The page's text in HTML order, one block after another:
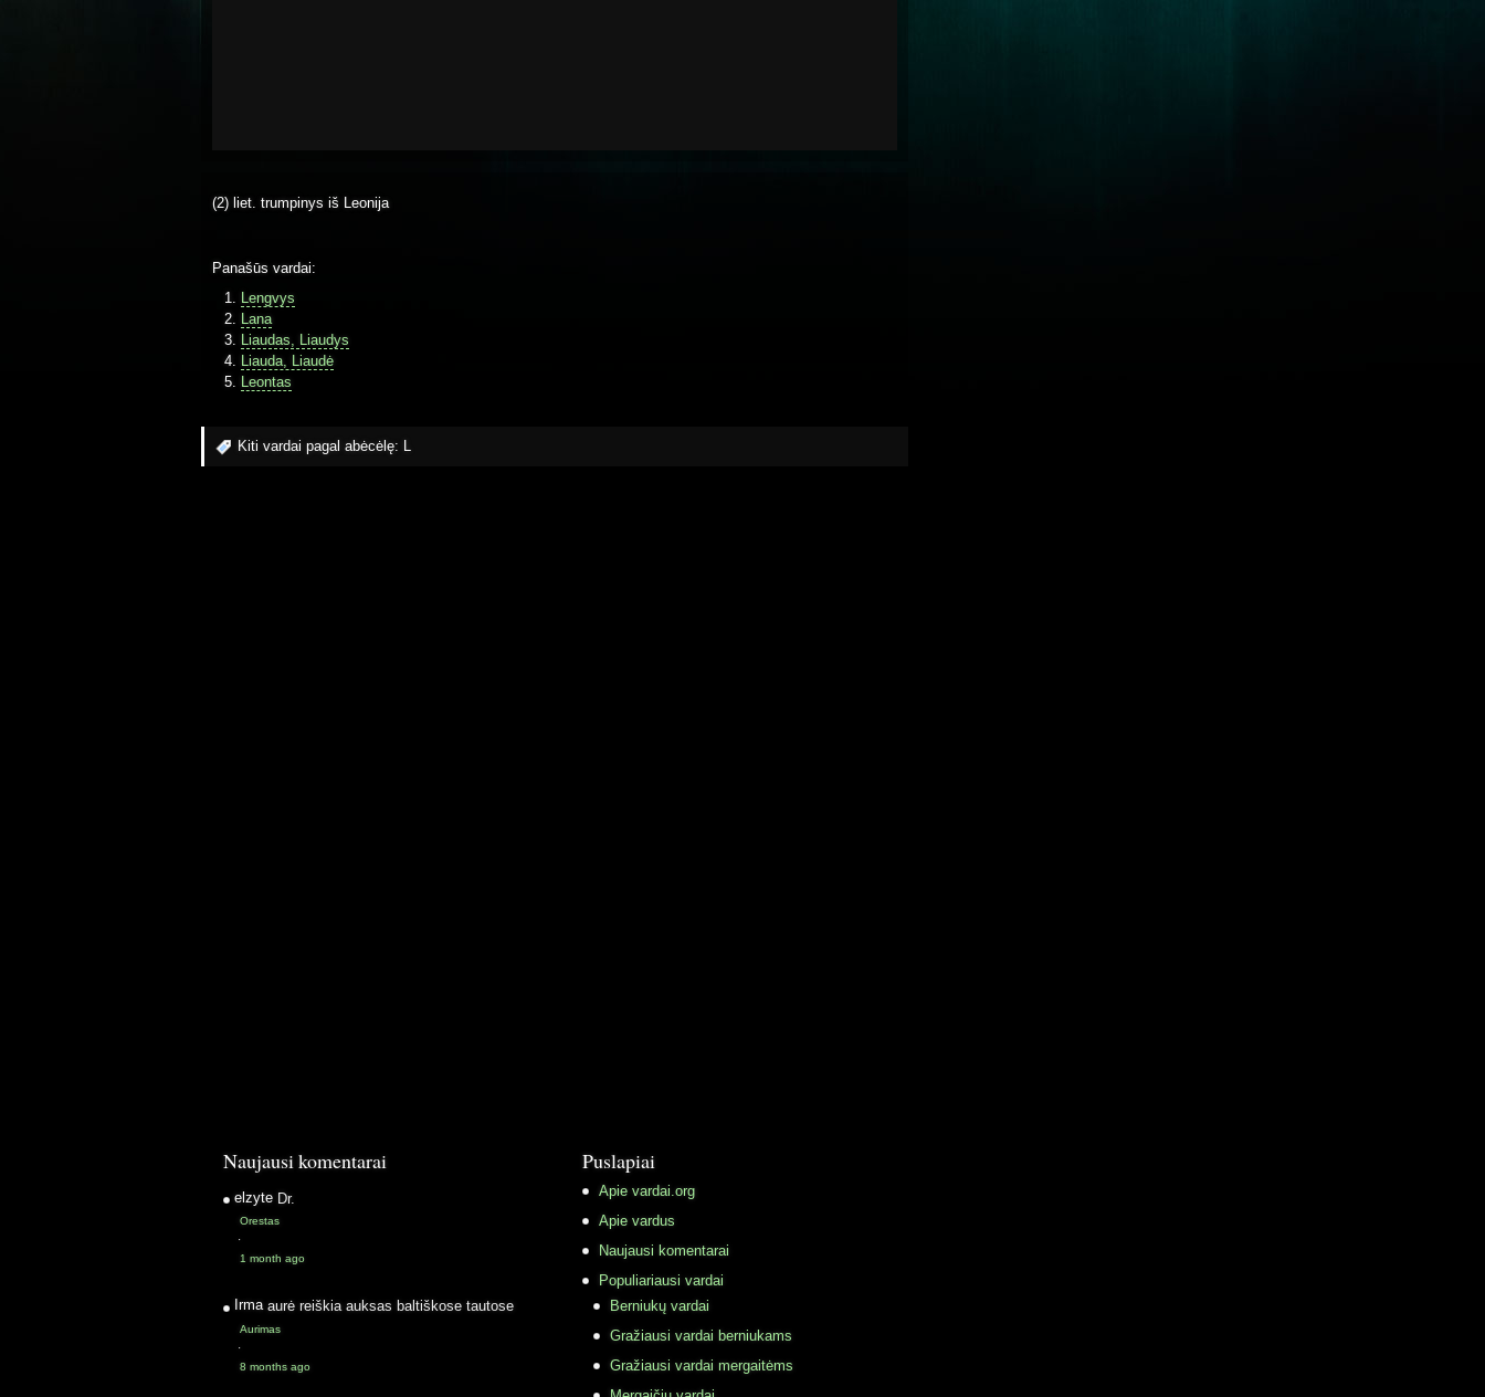
(2) liet. trumpinys iš Leonija
Panašūs vardai:
Lengvys
Lana
Liaudas, Liaudys
Liauda, Liaudė
Leontas
Kiti vardai pagal abėcėlę: L
Naujausi komentarai
elzyte Dr.
Orestas
·
1 month ago
Irma aurė reiškia auksas baltiškose tautose
Aurimas
·
8 months ago
Puslapiai
Apie vardai.org
Apie vardus
Naujausi komentarai
Populiariausi vardai
Berniukų vardai
Gražiausi vardai berniukams
Gražiausi vardai mergaitėms